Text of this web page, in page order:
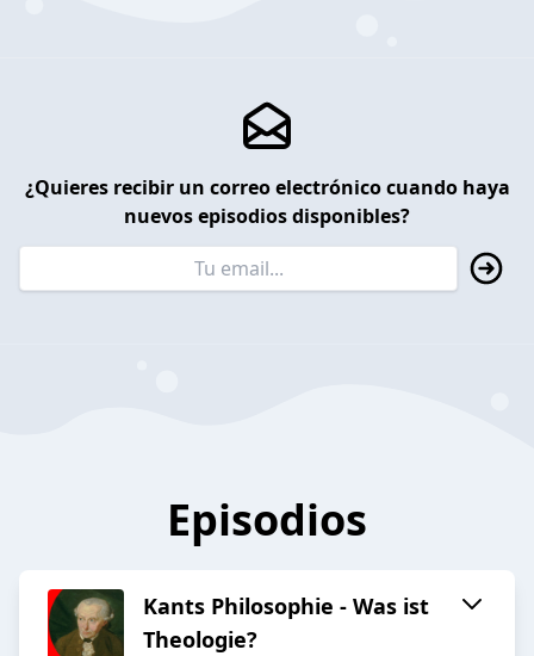
¿Quieres recibir un correo electrónico cuando haya
nuevos episodios disponibles?
Episodios
Kants Philosophie - Was ist
Theologie?